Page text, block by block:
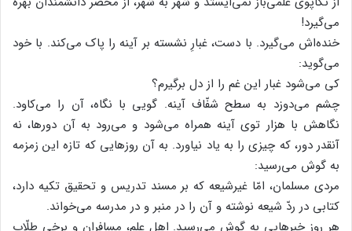
می‌گیرد!
خنده‌اش می‌گیرد. با دست، غبارِ نشسته بر آینه را پاک می‌کند. با خود
می‌گوید:
کی می‌شود غبار این غم را از دل برگیرم؟
چشم می‌دوزد به سطح شفّاف آینه. گویی با نگاه، آن را می‌کاود.
نگاهش با هزار توی آینه همراه می‌شود و می‌رود به آن دورها، نه
آنقدر دور، که چیزی را به یاد نیاورد. به آن روزهایی که تازه این زمزمه
به گوش می‌رسید:
مردی مسلمان، امّا غیرشیعه که بر مسند تدریس و تحقیق تکیه دارد،
کتابی در ردّ شیعه نوشته و آن را در منبر و در مدرسه می‌خواند.
هر روز خبرهایی به گوش می‌رسید. اهل علم، مسافران و برخی طلّاب